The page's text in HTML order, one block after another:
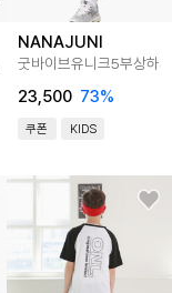
NANAJUNI
굿바이브유니크5부상하
23,500 73%
쿠폰 KIDS